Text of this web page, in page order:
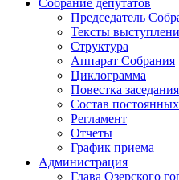
Собрание депутатов
Председатель
Тексты
Структура
Аппарат Собрания
Циклограмма
Повестка заседания
Состав
Регламент
Отчеты
График приема
Администрация
Глава Озерского